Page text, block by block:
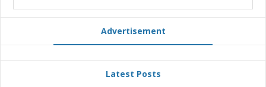
Advertisement
Latest Posts